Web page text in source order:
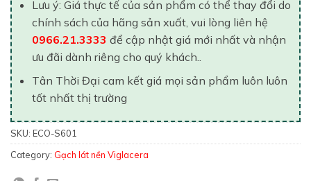
Lưu ý: Giá thực tế của sản phẩm có thể thay đổi do
chính sách của hãng sản xuất, vui lòng liên hệ
0966.21.3333 để cập nhật giá mới nhất và nhận
ưu đãi dành riêng cho quý khách..
Tân Thời Đại cam kết giá mọi sản phẩm luôn luôn
tốt nhất thị trường
SKU: ECO-S601
Category: Gạch lát nền Viglacera